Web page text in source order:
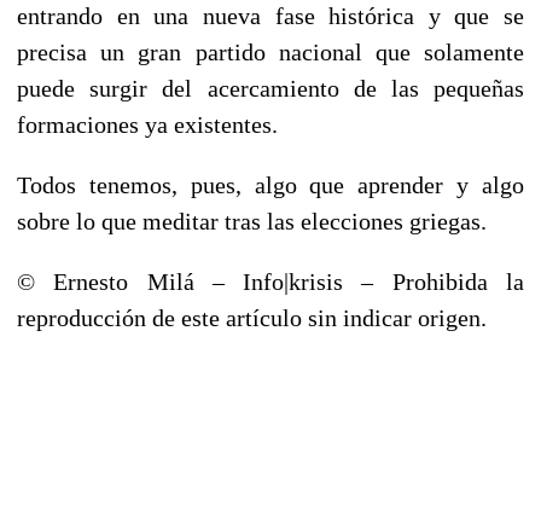
entrando en una nueva fase histórica y que se
precisa un gran partido nacional que solamente
puede surgir del acercamiento de las pequeñas
formaciones ya existentes.
Todos tenemos, pues, algo que aprender y algo
sobre lo que meditar tras las elecciones griegas.
© Ernesto Milá – Info|krisis – Prohibida la
reproducción de este artículo sin indicar origen.